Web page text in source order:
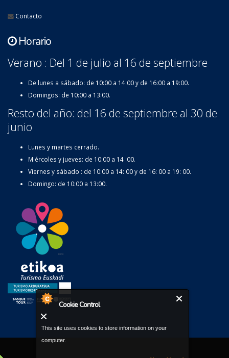
Cookie Control
This site uses cookies to store information on your
computer.
Contacto
Horario
Verano : Del 1 de julio al 16 de septiembre
De lunes a sábado: de 10:00 a 14:00 y de 16:00 a 19:00.
Domingos: de 10:00 a 13:00.
Resto del año: del 16 de septiembre al 30 de
junio
Lunes y martes cerrado.
Miércoles y jueves: de 10:00 a 14 :00.
Viernes y sábado : de 10:00 a 14: 00 y de 16: 00 a 19: 00.
Domingo: de 10:00 a 13:00.